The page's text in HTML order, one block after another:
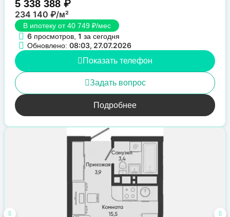
5 338 388 ₽
234 140 ₽/м²
В ипотеку от 40 749 ₽/мес
6 просмотров, 1 за сегодня
Обновлено: 08:03, 27.07.2026
Показать телефон
Задать вопрос
Подробнее